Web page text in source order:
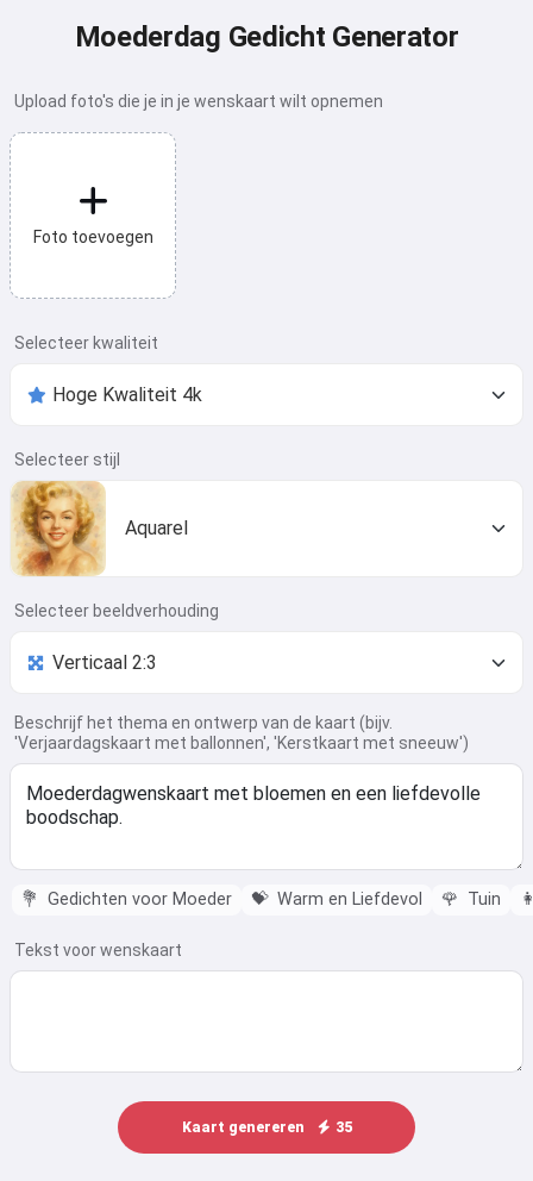
Moederdag Gedicht Generator
Upload foto's die je in je wenskaart wilt opnemen
Foto toevoegen
Selecteer kwaliteit
Selecteer stijl
Aquarel
Selecteer beeldverhouding
Beschrijf het thema en ontwerp van de kaart (bijv.
'Verjaardagskaart met ballonnen', 'Kerstkaart met sneeuw')
💐 Gedichten voor Moeder 💝 Warm en Liefdevol 🌹 Tuin
Tekst voor wenskaart
Kaart genereren 35